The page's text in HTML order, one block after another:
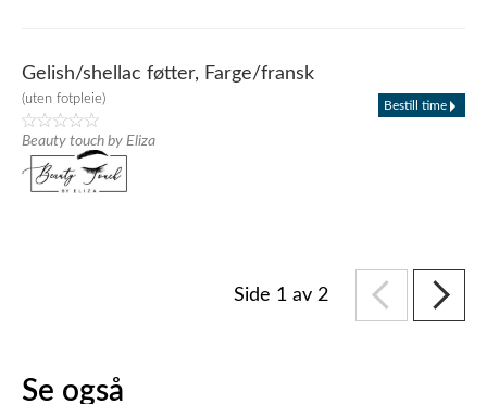
Gelish/shellac føtter, Farge/fransk
(uten fotpleie)
Beauty touch by Eliza
Bestill time
Side 1 av 2
Se også